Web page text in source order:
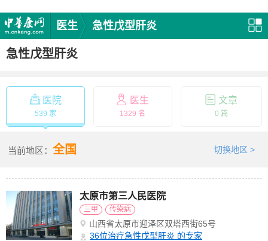
医生 急性戊型肝炎
急性戊型肝炎
医院
539 家
医生
1329 名
文章
0 篇
当前地区： 全国 切换地区 >
太原市第三人民医院
三甲 传染病
山西省太原市迎泽区双塔西街65号
36位治疗急性戊型肝炎 的专家